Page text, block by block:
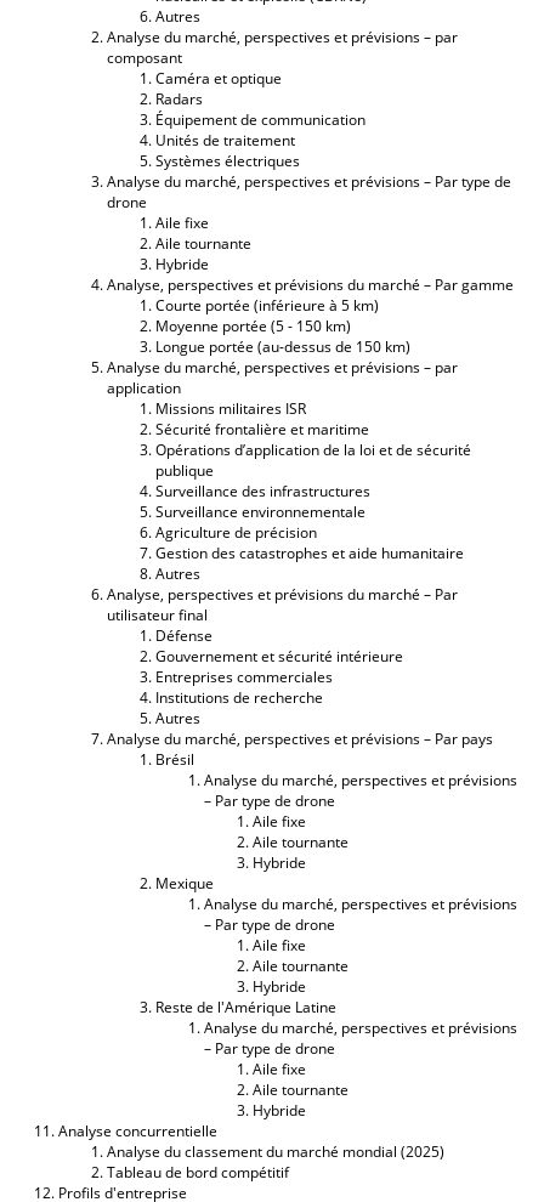
Autres
Analyse du marché, perspectives et prévisions – par
composant
Caméra et optique
Radars
Équipement de communication
Unités de traitement
Systèmes électriques
Analyse du marché, perspectives et prévisions – Par type de
drone
Aile fixe
Aile tournante
Hybride
Analyse, perspectives et prévisions du marché – Par gamme
Courte portée (inférieure à 5 km)
Moyenne portée (5 - 150 km)
Longue portée (au-dessus de 150 km)
Analyse du marché, perspectives et prévisions – par
application
Missions militaires ISR
Sécurité frontalière et maritime
Opérations d’application de la loi et de sécurité
publique
Surveillance des infrastructures
Surveillance environnementale
Agriculture de précision
Gestion des catastrophes et aide humanitaire
Autres
Analyse, perspectives et prévisions du marché – Par
utilisateur final
Défense
Gouvernement et sécurité intérieure
Entreprises commerciales
Institutions de recherche
Autres
Analyse du marché, perspectives et prévisions – Par pays
Brésil
Analyse du marché, perspectives et prévisions
– Par type de drone
Aile fixe
Aile tournante
Hybride
Mexique
Analyse du marché, perspectives et prévisions
– Par type de drone
Aile fixe
Aile tournante
Hybride
Reste de l'Amérique Latine
Analyse du marché, perspectives et prévisions
– Par type de drone
Aile fixe
Aile tournante
Hybride
Analyse concurrentielle
Analyse du classement du marché mondial (2025)
Tableau de bord compétitif
Profils d'entreprise